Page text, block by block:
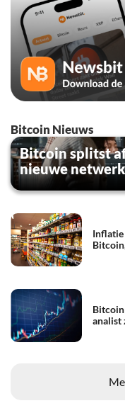
Bitcoin Nieuws
Bitcoin splitst
nieuwe
analist